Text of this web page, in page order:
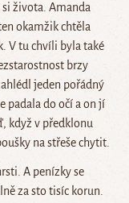
života. Amanda
okamžik chtěla
V tu chvíli byla také
brzy
jeden pořádný
padala do očí a on jí
když v předklonu
na střeše chytit.
A penízky se
za sto tisíc korun.